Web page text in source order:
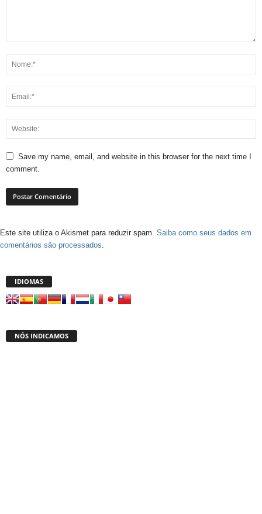
Save my name, email, and website in this browser for the next time I
comment.
Este site utiliza o Akismet para reduzir spam. Saiba como seus dados em
comentários são processados.
IDIOMAS
NÓS INDICAMOS